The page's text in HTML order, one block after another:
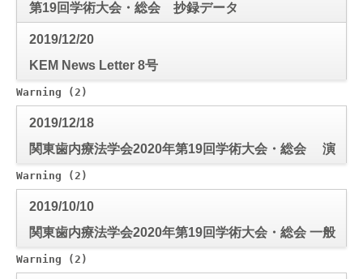
第19回学術大会・総会 抄録データ
2019/12/20
KEM News Letter 8号
Warning (2)
2019/12/18
関東歯内療法学会2020年第19回学術大会・総会 演
題演者リスト
Warning (2)
2019/10/10
関東歯内療法学会2020年第19回学術大会・総会 一般
口演演題 事前抄録作成要綱
Warning (2)